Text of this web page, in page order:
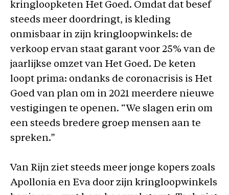
kringloopketen Het Goed. Omdat dat besef
steeds meer doordringt, is kleding
onmisbaar in zijn kringloopwinkels: de
verkoop ervan staat garant voor 25% van de
jaarlijkse omzet van Het Goed. De keten
loopt prima: ondanks de coronacrisis is Het
Goed van plan om in 2021 meerdere nieuwe
vestigingen te openen. “We slagen erin om
een steeds bredere groep mensen aan te
spreken.”
Van Rijn ziet steeds meer jonge kopers zoals
Apollonia en Eva door zijn kringloopwinkels